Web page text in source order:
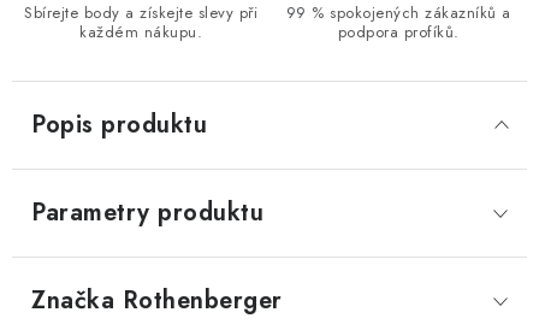
Sbírejte body a získejte slevy při
každém nákupu.
99 % spokojených zákazníků a
podpora profíků.
Popis produktu
Parametry produktu
Značka Rothenberger